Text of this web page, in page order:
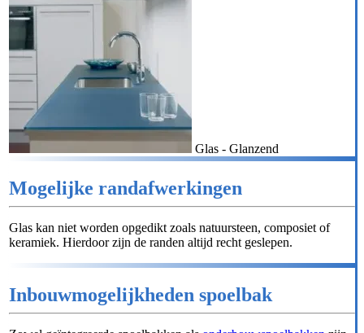
Glas - Glanzend
Mogelijke randafwerkingen
Glas kan niet worden opgedikt zoals natuursteen, composiet of
keramiek. Hierdoor zijn de randen altijd recht geslepen.
Inbouwmogelijkheden spoelbak